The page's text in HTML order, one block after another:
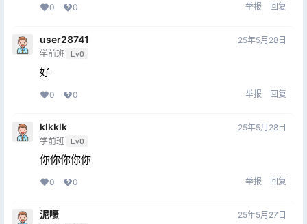
0 0 举报 回复
user28741
学前班 Lv0
25年5月28日
好
0 0 举报 回复
klkklk
学前班 Lv0
25年5月28日
你你你你你
0 0 举报 回复
泥嚎 25年5月27日